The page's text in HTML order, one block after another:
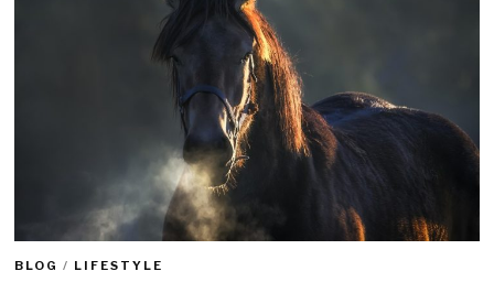
BLOG / LIFESTYLE